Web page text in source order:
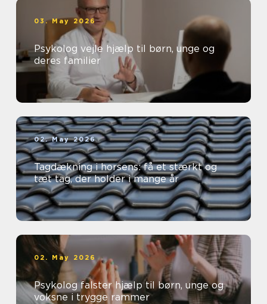
03. May 2026
Psykolog vejle hjælp til børn, unge og
deres familier
02. May 2026
Tagdækning i horsens: få et stærkt og
tæt tag, der holder i mange år
02. May 2026
Psykolog falster hjælp til børn, unge og
voksne i trygge rammer